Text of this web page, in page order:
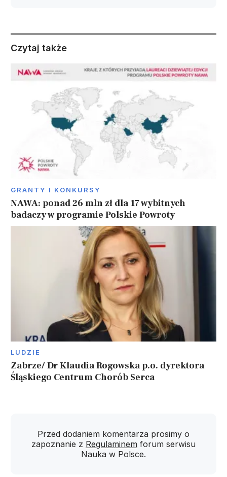
Czytaj także
GRANTY I KONKURSY
NAWA: ponad 26 mln zł dla 17 wybitnych
badaczy w programie Polskie Powroty
LUDZIE
Zabrze/ Dr Klaudia Rogowska p.o. dyrektora
Śląskiego Centrum Chorób Serca
Przed dodaniem komentarza prosimy o
zapoznanie z Regulaminem forum serwisu
Nauka w Polsce.